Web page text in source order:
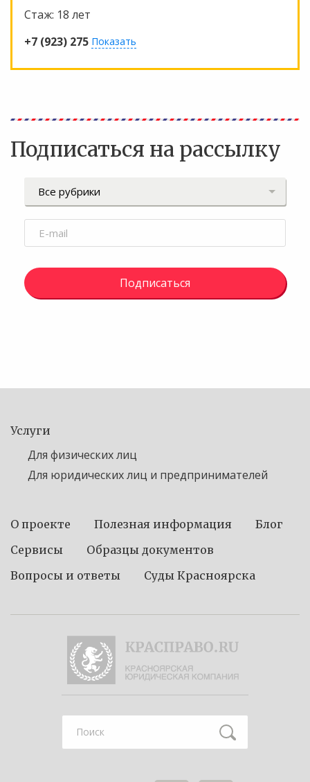
Стаж: 18 лет
+7 (923) 275 Показать
Подписаться на рассылку
Подписаться
Услуги
Для физических лиц
Для юридических лиц и предпринимателей
О проекте Полезная информация
Блог
Сервисы
Образцы документов
Вопросы и ответы
Суды Красноярска